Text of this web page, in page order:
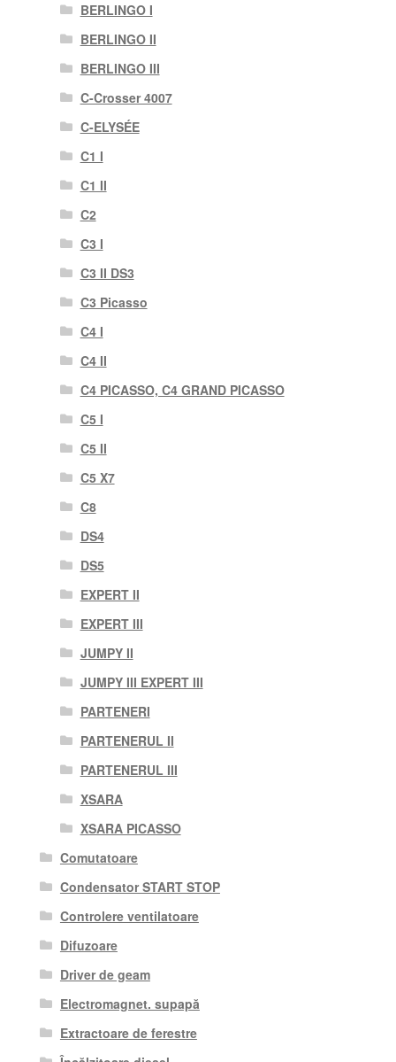
BERLINGO I
BERLINGO II
BERLINGO III
C-Crosser 4007
C-ELYSÉE
C1 I
C1 II
C2
C3 I
C3 II DS3
C3 Picasso
C4 I
C4 II
C4 PICASSO, C4 GRAND PICASSO
C5 I
C5 II
C5 X7
C8
DS4
DS5
EXPERT II
EXPERT III
JUMPY II
JUMPY III EXPERT III
PARTENERI
PARTENERUL II
PARTENERUL III
XSARA
XSARA PICASSO
Comutatoare
Condensator START STOP
Controlere ventilatoare
Difuzoare
Driver de geam
Electromagnet. supapă
Extractoare de ferestre